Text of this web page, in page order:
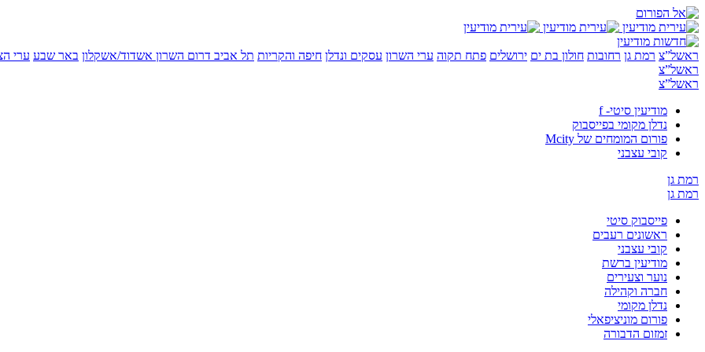
ראשל”צ רמת גן רחובות חולון בת ים ירושלים פתח תקוה ערי השרון עסקים ונדלן חיפה והקריות תל אביב דרום השרון אשדוד/אשקלון באר שבע ערי
ראשל”צ
ראשל”צ
מודיעין סיטי- f
נדלן מקומי בפייסבוק
פורום המומחים של Mcity
קובי עצבני
רמת גן
רמת גן
פייסבוק סיטי
ראשונים רעבים
קובי עצבני
מודיעין ברשת
נוער וצעירים
חברה וקהילה
נדלן מקומי
פורום מוניציפאלי
זמזום הדבורה